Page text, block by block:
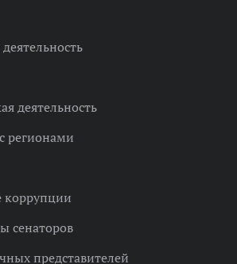
деятельность
регионами
коррупции
сенаторов
представителей